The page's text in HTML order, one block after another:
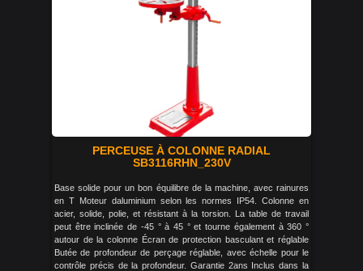
PERCEUSE À COLONNE RADIAL
SB3116RHN_230V
Base solide pour un bon équilibre de la machine, avec rainures
en T Moteur daluminium selon les normes IP54. Colonne en
acier, solide, polie, et résistant à la torsion. La table de travail
peut être inclinée de -45 ° à 45 ° et tourne également à 360 °
autour de la colonne Écran de protection basculant et réglable
Butée de profondeur de perçage réglable, avec échelle pour le
contrôle précis de la profondeur. Garantie 2ans Inclus dans la